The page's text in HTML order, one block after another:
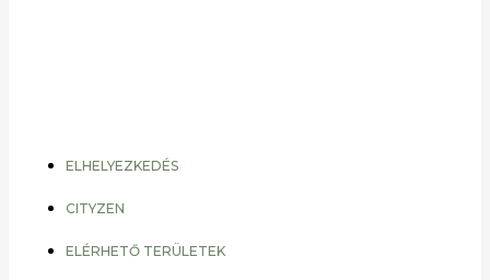
ELHELYEZKEDÉS
CITYZEN
ELÉRHETŐ TERÜLETEK